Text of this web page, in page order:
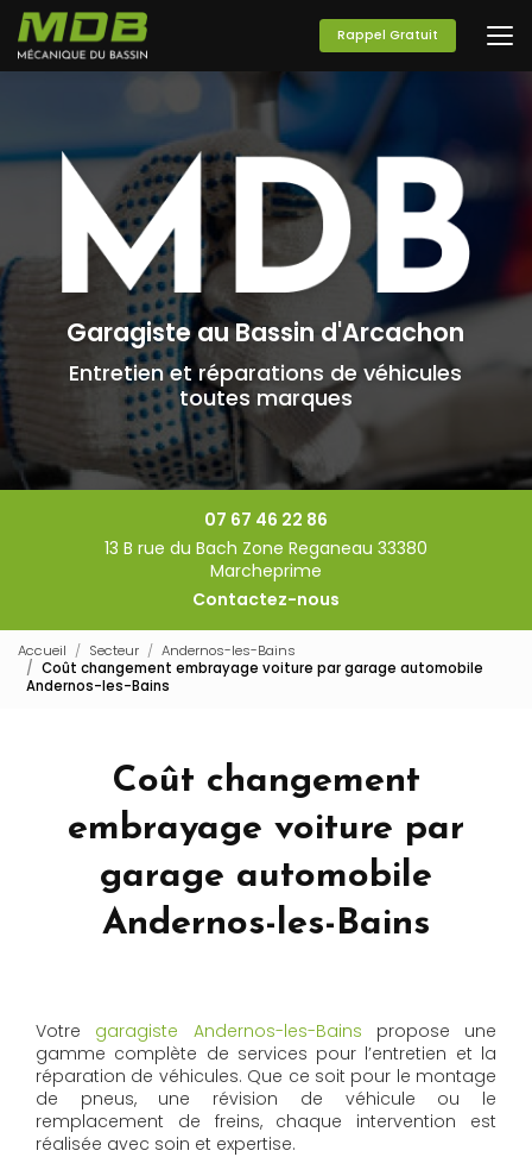
Aller
au
contenu
principal
Rappel Gratuit
Garagiste au Bassin d'Arcachon
Entretien et réparations de véhicules
toutes marques
07 67 46 22 86
13 B rue du Bach Zone Reganeau 33380
Marcheprime
Contactez-nous
Accueil Secteur
Andernos-les-Bains
Coût changement embrayage voiture par garage automobile
Andernos-les-Bains
Coût changement
embrayage voiture par
garage automobile
Andernos-les-Bains
Votre garagiste Andernos-les-Bains propose une
gamme complète de services pour l’entretien et la
réparation de véhicules. Que ce soit pour le montage
de pneus, une révision de véhicule ou le
remplacement de freins, chaque intervention est
réalisée avec soin et expertise.